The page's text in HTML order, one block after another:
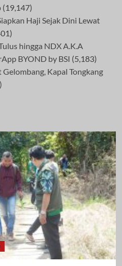
(19,147)
Haji Sejak Dini Lewat
hingga NDX A.K.A
BYOND by BSI (5,183)
Kapal Tongkang